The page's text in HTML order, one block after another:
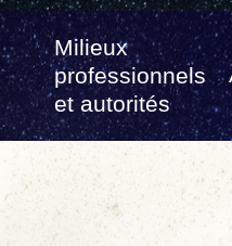
Milieux
professionnels
et autorités